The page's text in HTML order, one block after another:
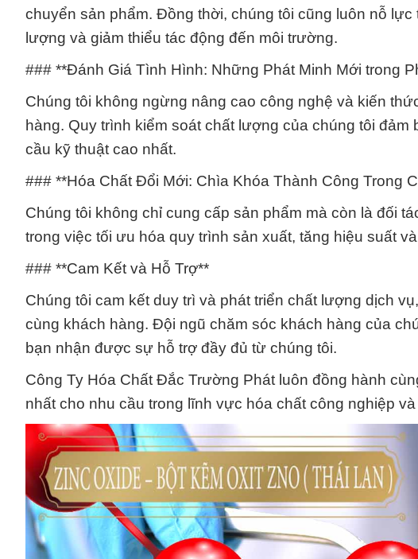
chuyển sản phẩm. Đồng thời, chúng tôi cũng luôn nỗ
lượng và giảm thiểu tác động đến môi trường.
### **Đánh Giá Tình Hình: Những Phát Minh Mới trong
Chúng tôi không ngừng nâng cao công nghệ và kiến
hàng. Quy trình kiểm soát chất lượng của chúng tôi
cầu kỹ thuật cao nhất.
### **Hóa Chất Đổi Mới: Chìa Khóa Thành Công Trong
Chúng tôi không chỉ cung cấp sản phẩm mà còn là đối
trong việc tối ưu hóa quy trình sản xuất, tăng hiệu suất
### **Cam Kết và Hỗ Trợ**
Chúng tôi cam kết duy trì và phát triển chất lượng dịch
cùng khách hàng. Đội ngũ chăm sóc khách hàng của
bạn nhận được sự hỗ trợ đầy đủ từ chúng tôi.
Công Ty Hóa Chất Đắc Trường Phát luôn đồng hành
nhất cho nhu cầu trong lĩnh vực hóa chất công nghiệp